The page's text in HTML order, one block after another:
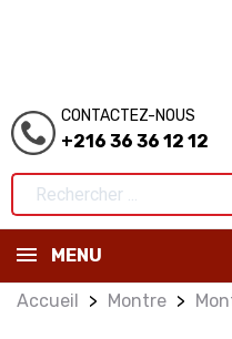
CONTACTEZ-NOUS
+216 36 36 12 12
MENU
Accueil Montre